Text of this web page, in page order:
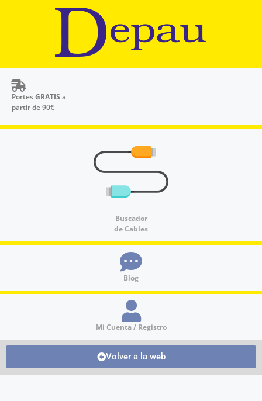
PortesGRATIS a
partir de 90€
Buscador
de Cables
Blog
Mi Cuenta / Registro
Volver a la web